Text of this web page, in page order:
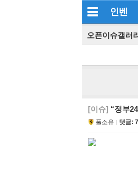
인벤
오픈이슈갤러
[이슈] “정부
풀소유 댓글: